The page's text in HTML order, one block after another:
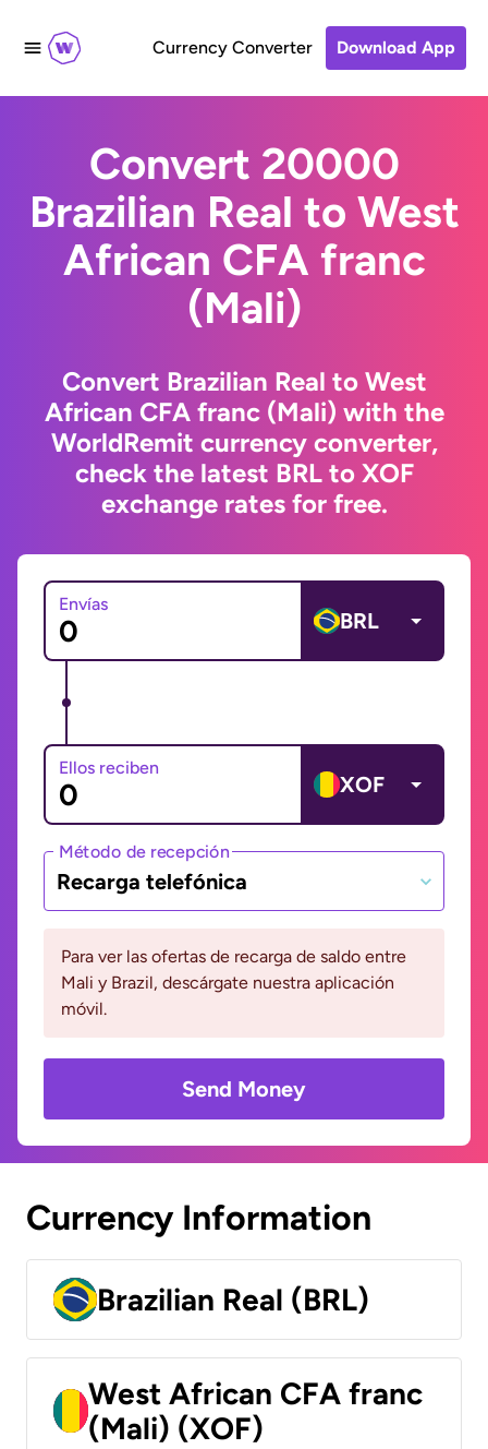
Currency Converter Download App
Convert 20000
Brazilian Real to West
African CFA franc
(Mali)
Convert Brazilian Real to West
African CFA franc (Mali) with the
WorldRemit currency converter,
check the latest BRL to XOF
exchange rates for free.
Envías
BRL
Ellos reciben
XOF
Método de recepción
Recarga telefónica
Para ver las ofertas de recarga de saldo entre
Mali y Brazil, descárgate nuestra aplicación
móvil.
Send Money
Currency Information
Brazilian Real (BRL)
West African CFA franc
(Mali) (XOF)